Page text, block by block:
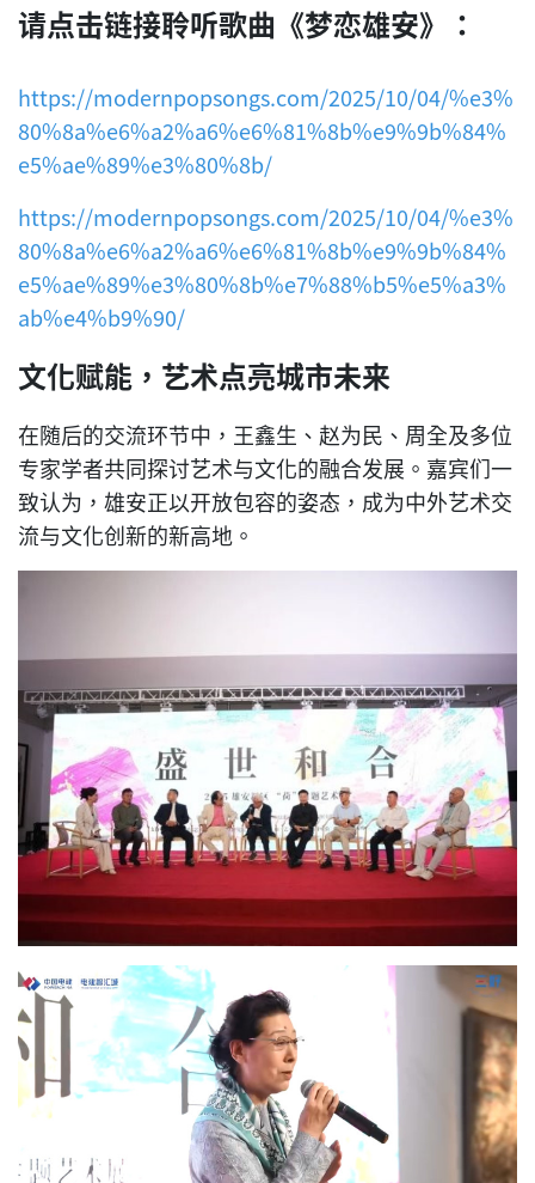
请点击链接聆听歌曲《梦恋雄安》：
https://modernpopsongs.com/2025/10/04/%e3%
80%8a%e6%a2%a6%e6%81%8b%e9%9b%84%
e5%ae%89%e3%80%8b/
https://modernpopsongs.com/2025/10/04/%e3%
80%8a%e6%a2%a6%e6%81%8b%e9%9b%84%
e5%ae%89%e3%80%8b%e7%88%b5%e5%a3%
ab%e4%b9%90/
文化赋能，艺术点亮城市未来
在随后的交流环节中，王鑫生、赵为民、周全及多位
专家学者共同探讨艺术与文化的融合发展。嘉宾们一
致认为，雄安正以开放包容的姿态，成为中外艺术交
流与文化创新的新高地。